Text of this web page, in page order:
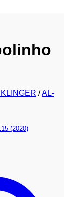
/AL-